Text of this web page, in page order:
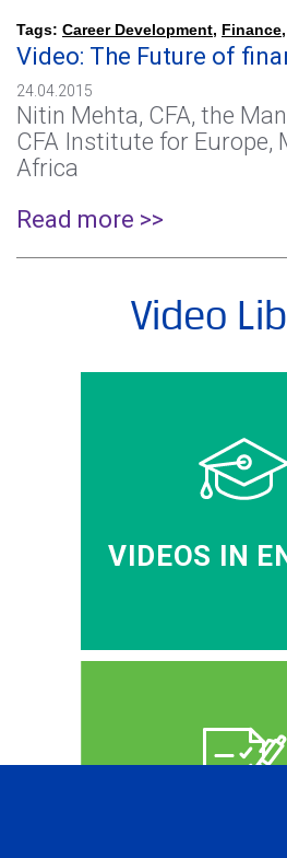
Tags: Career Development, Finance,
Video: The Future of
24.04.2015
Nitin Mehta, CFA, the
CFA Institute for Europe,
Africa
Read more >>
Video
VIDEOS IN